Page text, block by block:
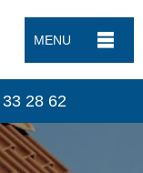
MENU
28 62